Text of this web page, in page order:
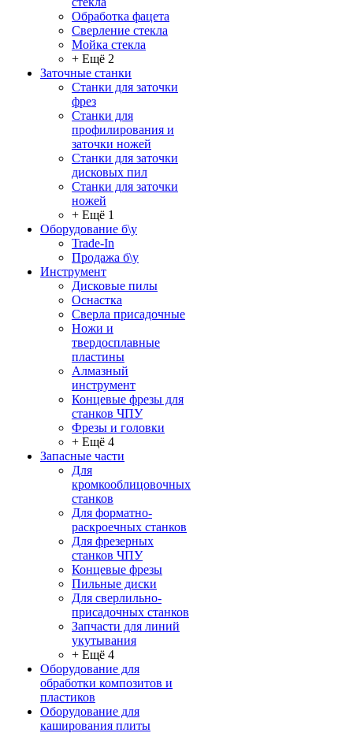
Обработка фацета
Сверление стекла
Мойка стекла
+ Ещё 2
Заточные станки
Станки для заточки
фрез
Станки для
профилирования и
заточки ножей
Станки для заточки
дисковых пил
Станки для заточки
ножей
+ Ещё 1
Оборудование б\у
Trade-In
Продажа б\у
Инструмент
Дисковые пилы
Оснастка
Сверла присадочные
Ножи и
твердосплавные
пластины
Алмазный
инструмент
Концевые фрезы для
станков ЧПУ
Фрезы и головки
+ Ещё 4
Запасные части
Для
кромкооблицовочных
станков
Для форматно-
раскроечных станков
Для фрезерных
станков ЧПУ
Концевые фрезы
Пильные диски
Для сверлильно-
присадочных станков
Запчасти для линий
укутывания
+ Ещё 4
Оборудование для
обработки композитов и
пластиков
Оборудование для
каширования плиты